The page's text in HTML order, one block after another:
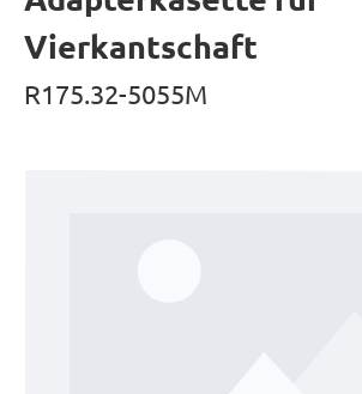
Vierkantschaft
R175.32-5055M